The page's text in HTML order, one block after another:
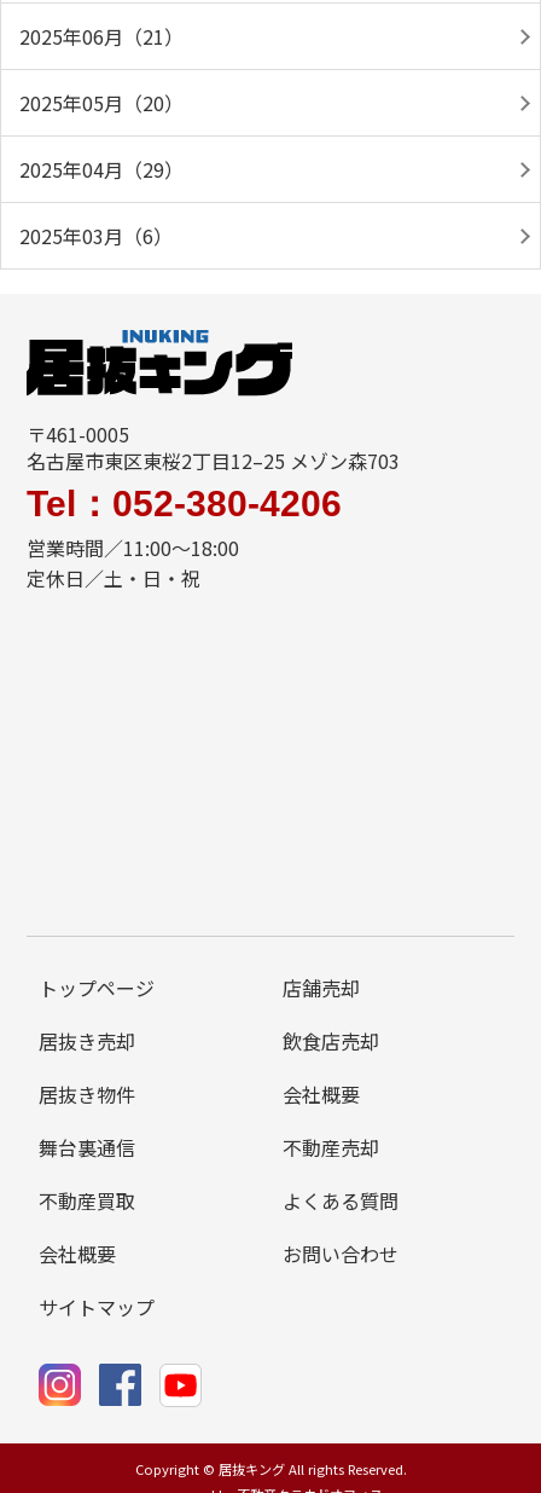
2025年06月（21）
2025年05月（20）
2025年04月（29）
2025年03月（6）
〒461-0005
名古屋市東区東桜2丁目12–25 メゾン森703
Tel：052-380-4206
営業時間／11:00〜18:00
定休日／土・日・祝
トップページ
店舗売却
居抜き売却
飲食店売却
居抜き物件
会社概要
舞台裏通信
不動産売却
不動産買取
よくある質問
会社概要
お問い合わせ
サイトマップ
Copyright © 居抜キング All rights Reserved.